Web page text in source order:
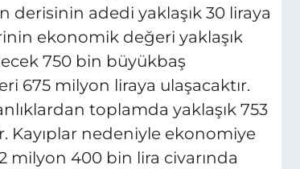
derisinin adedi yaklaşık 30 liraya
ekonomik değeri yaklaşık
750 bin büyükbaş
675 milyon liraya ulaşacaktır.
toplamda yaklaşık 753
Kayıplar nedeniyle ekonomiye
milyon 400 bin lira civarında